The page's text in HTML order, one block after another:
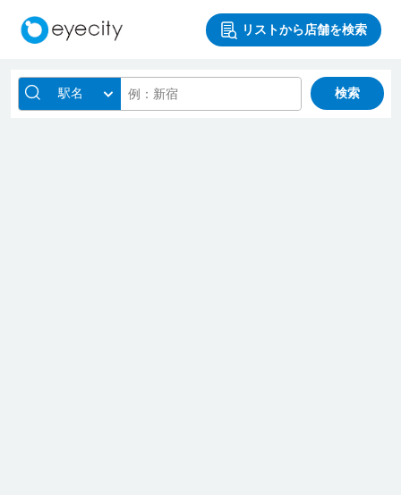
リストから店舗を検索
駅名 検索